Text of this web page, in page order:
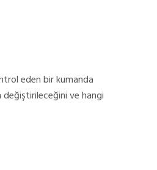
eden bir kumanda
değiştirileceğini ve hangi